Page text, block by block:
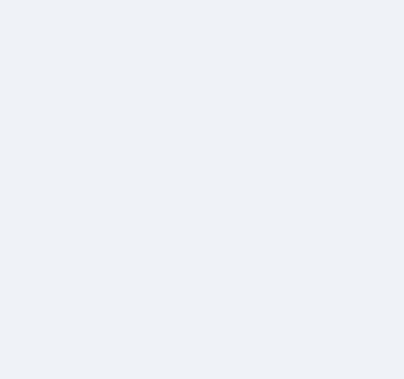
「3秒で整う、新しい栄養補
クリスマスの魔法で、心と
【最新】手袋の選び方 完全ガ
失敗しない「爪切り」完全ガ